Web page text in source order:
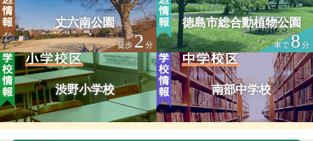
丈六南公園
徒歩2 分
徳島市総合動植物公園
車で8 分
渋野小学校 南部中学校